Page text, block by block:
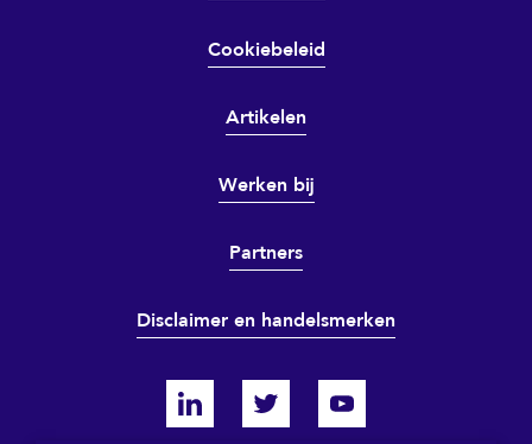
Cookiebeleid
Artikelen
Werken bij
Partners
Disclaimer en handelsmerken